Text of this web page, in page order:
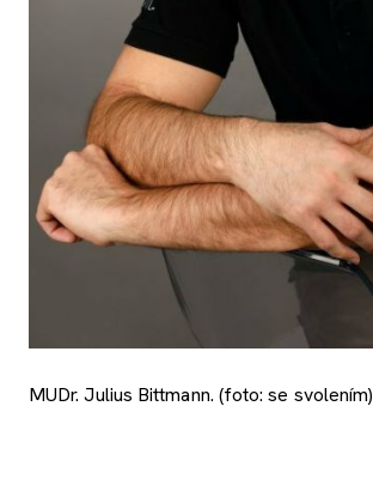
MUDr. Julius Bittmann. (foto: se svolením)